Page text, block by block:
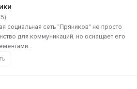
социальная сеть "Пряников" не просто
для коммуникаций, но оснащает его